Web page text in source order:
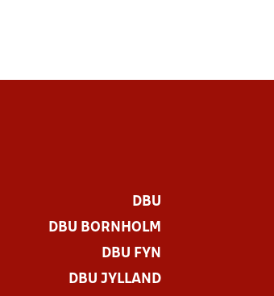
DBU
DBU BORNHOLM
DBU FYN
DBU JYLLAND